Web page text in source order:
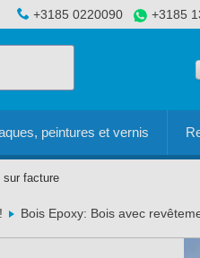
+3185 0220090 +3185
peintures et vernis
sur facture
Bois Epoxy: Bois avec